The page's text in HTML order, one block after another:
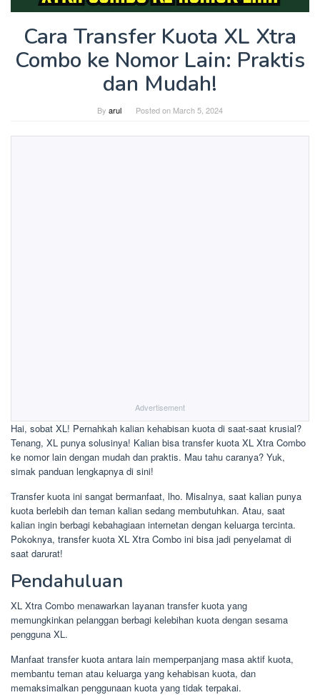
Cara Transfer Kuota XL Xtra
Combo ke Nomor Lain: Praktis
dan Mudah!
By arul Posted on March 5, 2024
Advertisement
Hai, sobat XL! Pernahkah kalian kehabisan kuota di saat-saat krusial?
Tenang, XL punya solusinya! Kalian bisa transfer kuota XL Xtra Combo
ke nomor lain dengan mudah dan praktis. Mau tahu caranya? Yuk,
simak panduan lengkapnya di sini!
Transfer kuota ini sangat bermanfaat, lho. Misalnya, saat kalian punya
kuota berlebih dan teman kalian sedang membutuhkan. Atau, saat
kalian ingin berbagi kebahagiaan internetan dengan keluarga tercinta.
Pokoknya, transfer kuota XL Xtra Combo ini bisa jadi penyelamat di
saat darurat!
Pendahuluan
XL Xtra Combo menawarkan layanan transfer kuota yang
memungkinkan pelanggan berbagi kelebihan kuota dengan sesama
pengguna XL.
Manfaat transfer kuota antara lain memperpanjang masa aktif kuota,
membantu teman atau keluarga yang kehabisan kuota, dan
memaksimalkan penggunaan kuota yang tidak terpakai.